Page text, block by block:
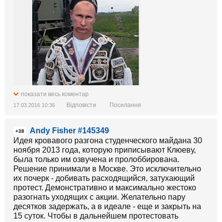
показати весь коментар
17.03.2016 10:36 Відповісти Посилання
+38
Andy Fisher #145349
Идея кровавого разгона студенческого майдана 30
ноября 2013 года, которую приписывают Клюеву,
была только им озвучена и пролоббирована.
Решение принимали в Москве. Это исключительно
их почерк - добивать расходящийся, затухающий
протест. Демонстративно и максимально жестоко
разогнать уходящих с акции. Желательно пару
десятков задержать, а в идеале - еще и закрыть на
15 суток. Чтобы в дальнейшем протестовать